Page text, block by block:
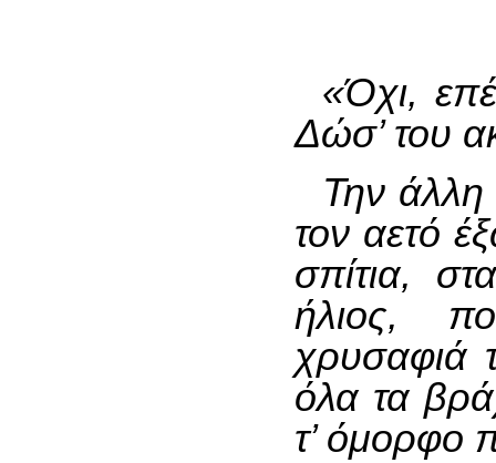
«Όχι,
Δώσ’ του
Την
τον αετό
σπίτια,
ήλιος,
χρυσαφιά
όλα τα
τ’ όμορφο